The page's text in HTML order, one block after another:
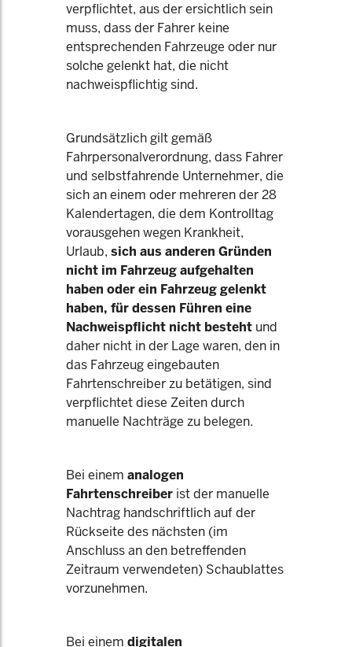
verpflichtet, aus der ersichtlich sein
muss, dass der Fahrer keine
entsprechenden Fahrzeuge oder nur
solche gelenkt hat, die nicht
nachweispflichtig sind.
Grundsätzlich gilt gemäß
Fahrpersonalverordnung, dass Fahrer
und selbstfahrende Unternehmer, die
sich an einem oder mehreren der 28
Kalendertagen, die dem Kontrolltag
vorausgehen wegen Krankheit,
Urlaub, sich aus anderen Gründen
nicht im Fahrzeug aufgehalten
haben oder ein Fahrzeug gelenkt
haben, für dessen Führen eine
Nachweispflicht nicht besteht und
daher nicht in der Lage waren, den in
das Fahrzeug eingebauten
Fahrtenschreiber zu betätigen, sind
verpflichtet diese Zeiten durch
manuelle Nachträge zu belegen.
Bei einem analogen
Fahrtenschreiber ist der manuelle
Nachtrag handschriftlich auf der
Rückseite des nächsten (im
Anschluss an den betreffenden
Zeitraum verwendeten) Schaublattes
vorzunehmen.
Bei einem digitalen